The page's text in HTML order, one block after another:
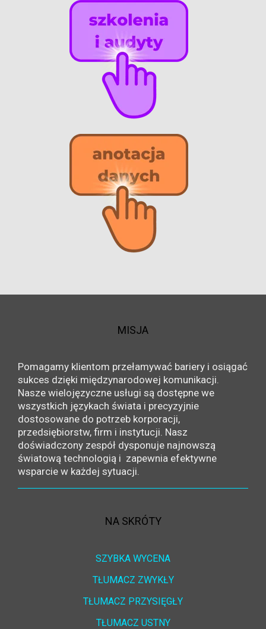
MISJA
Pomagamy klientom przełamywać bariery i osiągać
sukces dzięki międzynarodowej komunikacji.
Nasze wielojęzyczne usługi są dostępne we
wszystkich językach świata i precyzyjnie
dostosowane do potrzeb korporacji,
przedsiębiorstw, firm i instytucji. Nasz
doświadczony zespół dysponuje najnowszą
światową technologią i zapewnia efektywne
wsparcie w każdej sytuacji.
NA SKRÓTY
SZYBKA WYCENA
TŁUMACZ ZWYKŁY
TŁUMACZ PRZYSIĘGŁY
TŁUMACZ USTNY